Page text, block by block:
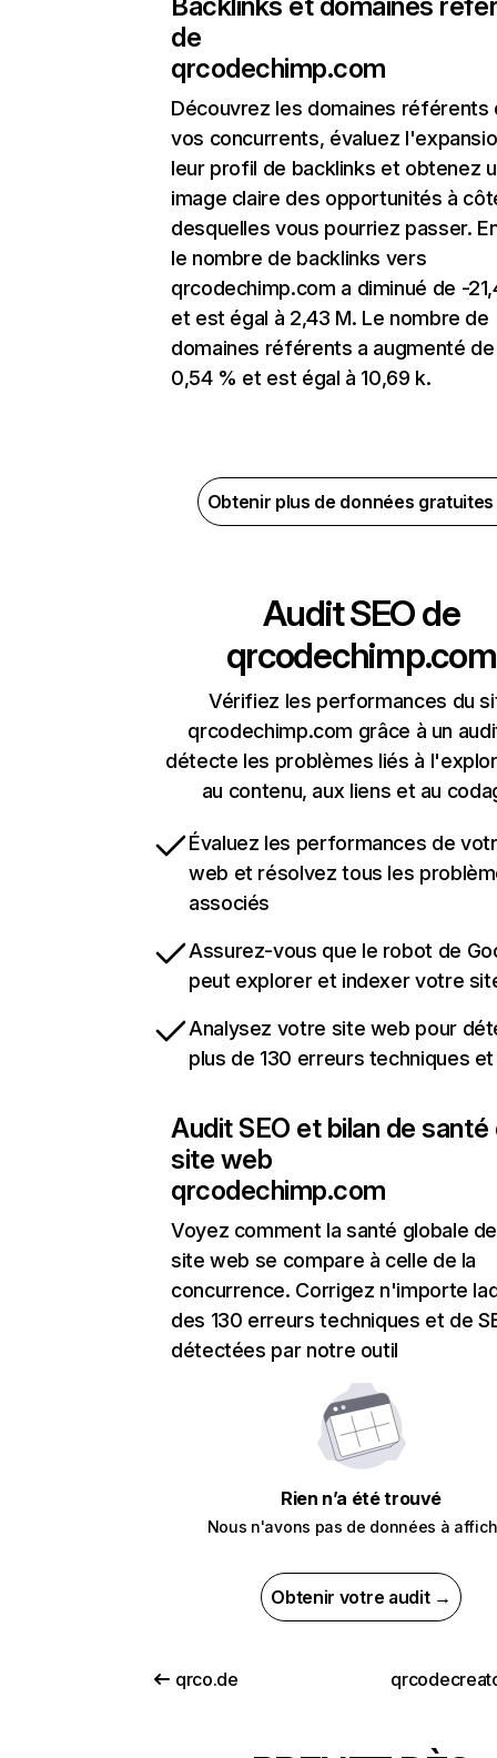
de
qrcodechimp.com
Découvrez les domaines référents
vos concurrents, évaluez
leur profil de backlinks et obtenez
image claire des opportunités à
desquelles vous pourriez passer.
le nombre de backlinks vers
qrcodechimp.com a diminué de -
et est égal à 2,43 M. Le nombre de
domaines référents a augmenté de
0,54 % et est égal à 10,69 k.
Obtenir plus de données
Audit SEO de
qrcodechimp.com
Vérifiez les performances du
qrcodechimp.com grâce à un
détecte les problèmes liés à
au contenu, aux liens et au
Évaluez les performances de
web et résolvez tous les
associés
Assurez-vous que le robot de
peut explorer et indexer votre
Analysez votre site web pour
plus de 130 erreurs techniques et
Audit SEO et bilan de santé
site web
qrcodechimp.com
Voyez comment la santé globale
site web se compare à celle de la
concurrence. Corrigez n'importe
des 130 erreurs techniques et de
détectées par notre outil
Rien n’a été trouvé
Nous n'avons pas de données à
Obtenir votre audit →
qrco.de